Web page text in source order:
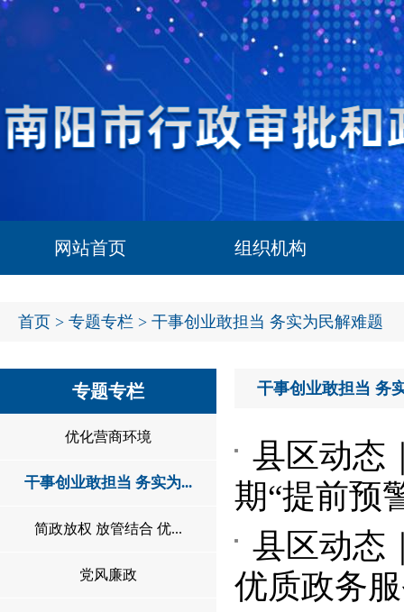
网站首页 组织机构
首页 > 专题专栏 > 干事创业敢担当 务实为民解难题
专题专栏
优化营商环境
干事创业敢担当 务实为...
简政放权 放管结合 优...
党风廉政
干事创业敢担当 务
县区动态
期“提前预
县区动态
优质政务